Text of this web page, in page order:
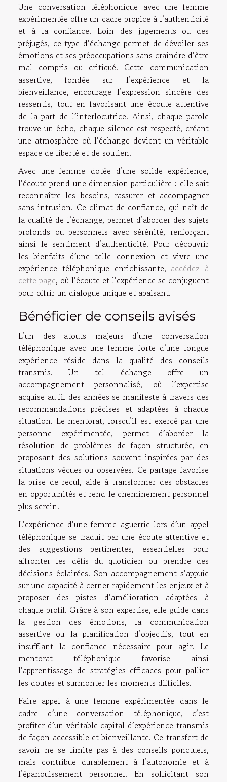
Une conversation téléphonique avec une femme
expérimentée offre un cadre propice à l’authenticité
et à la confiance. Loin des jugements ou des
préjugés, ce type d’échange permet de dévoiler ses
émotions et ses préoccupations sans craindre d’être
mal compris ou critiqué. Cette communication
assertive, fondée sur l’expérience et la
bienveillance, encourage l’expression sincère des
ressentis, tout en favorisant une écoute attentive
de la part de l’interlocutrice. Ainsi, chaque parole
trouve un écho, chaque silence est respecté, créant
une atmosphère où l’échange devient un véritable
espace de liberté et de soutien.
Avec une femme dotée d’une solide expérience,
l’écoute prend une dimension particulière : elle sait
reconnaître les besoins, rassurer et accompagner
sans intrusion. Ce climat de confiance, qui naît de
la qualité de l’échange, permet d’aborder des sujets
profonds ou personnels avec sérénité, renforçant
ainsi le sentiment d’authenticité. Pour découvrir
les bienfaits d’une telle connexion et vivre une
expérience téléphonique enrichissante, accédez à
cette page, où l’écoute et l’expérience se conjuguent
pour offrir un dialogue unique et apaisant.
Bénéficier de conseils avisés
L’un des atouts majeurs d’une conversation
téléphonique avec une femme forte d’une longue
expérience réside dans la qualité des conseils
transmis. Un tel échange offre un
accompagnement personnalisé, où l’expertise
acquise au fil des années se manifeste à travers des
recommandations précises et adaptées à chaque
situation. Le mentorat, lorsqu’il est exercé par une
personne expérimentée, permet d’aborder la
résolution de problèmes de façon structurée, en
proposant des solutions souvent inspirées par des
situations vécues ou observées. Ce partage favorise
la prise de recul, aide à transformer des obstacles
en opportunités et rend le cheminement personnel
plus serein.
L’expérience d’une femme aguerrie lors d’un appel
téléphonique se traduit par une écoute attentive et
des suggestions pertinentes, essentielles pour
affronter les défis du quotidien ou prendre des
décisions éclairées. Son accompagnement s’appuie
sur une capacité à cerner rapidement les enjeux et à
proposer des pistes d’amélioration adaptées à
chaque profil. Grâce à son expertise, elle guide dans
la gestion des émotions, la communication
assertive ou la planification d’objectifs, tout en
insufflant la confiance nécessaire pour agir. Le
mentorat téléphonique favorise ainsi
l’apprentissage de stratégies efficaces pour pallier
les doutes et surmonter les moments difficiles.
Faire appel à une femme expérimentée dans le
cadre d’une conversation téléphonique, c’est
profiter d’un véritable capital d’expérience transmis
de façon accessible et bienveillante. Ce transfert de
savoir ne se limite pas à des conseils ponctuels,
mais contribue durablement à l’autonomie et à
l’épanouissement personnel. En sollicitant son